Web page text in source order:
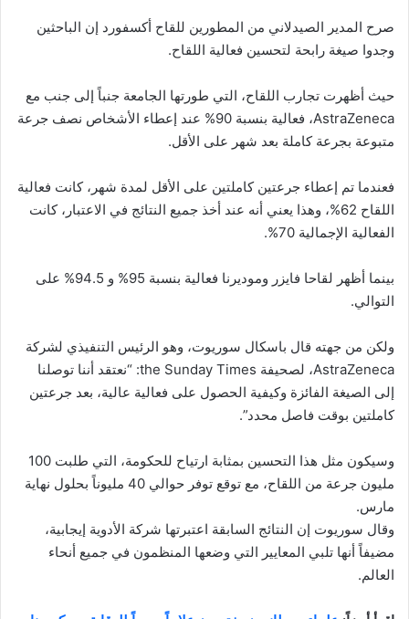
صرح المدير الصيدلاني من المطورين للقاح أكسفورد إن الباحثين
وجدوا صيغة رابحة لتحسين فعالية اللقاح.
حيث أظهرت تجارب اللقاح، التي طورتها الجامعة جنباً إلى جنب مع
AstraZeneca، فعالية بنسبة 90% عند إعطاء الأشخاص نصف جرعة
متبوعة بجرعة كاملة بعد شهر على الأقل.
فعندما تم إعطاء جرعتين كاملتين على الأقل لمدة شهر، كانت فعالية
اللقاح 62%، وهذا يعني أنه عند أخذ جميع النتائج في الاعتبار، كانت
الفعالية الإجمالية 70%.
بينما أظهر لقاحا فايزر وموديرنا فعالية بنسبة 95% و 94.5% على
التوالي.
ولكن من جهته قال باسكال سوريوت، وهو الرئيس التنفيذي لشركة
AstraZeneca، لصحيفة the Sunday Times: “نعتقد أننا توصلنا
إلى الصيغة الفائزة وكيفية الحصول على فعالية عالية، بعد جرعتين
كاملتين بوقت فاصل محدد”.
وسيكون مثل هذا التحسين بمثابة ارتياح للحكومة، التي طلبت 100
مليون جرعة من اللقاح، مع توقع توفر حوالي 40 مليوناً بحلول نهاية
مارس.
وقال سوريوت إن النتائج السابقة اعتبرتها شركة الأدوية إيجابية،
مضيفاً أنها تلبي المعايير التي وضعها المنظمون في جميع أنحاء
العالم.